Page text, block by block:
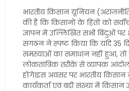
भारतीय किसान यूनियन
की है कि किसानों के हितों को
ज्ञापन में उल्लिखित सभी बिंदुओं पर
संगठन ने स्पष्ट किया कि यदि 35
समस्याओं का समाधान नहीं हुआ,
लोकतांत्रिक तरीके से व्यापक
होंगे।इस अवसर पर भारतीय किसान
कार्यकर्ता एवं बड़ी संख्या में किसान